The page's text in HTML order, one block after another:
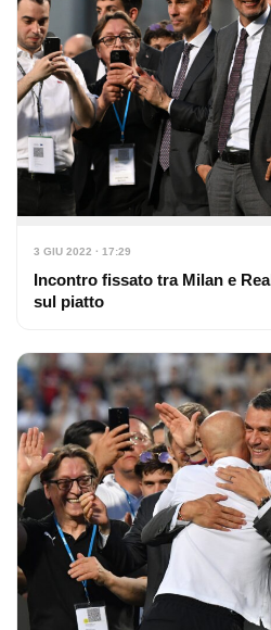
3 GIU 2022 · 17:29
Incontro fissato tra Milan e
sul piatto